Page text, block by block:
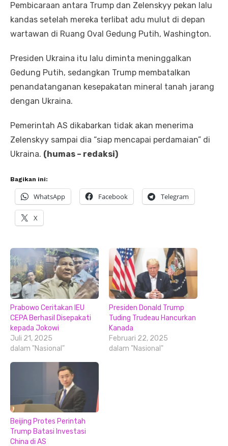
Pembicaraan antara Trump dan Zelenskyy pekan lalu
kandas setelah mereka terlibat adu mulut di depan
wartawan di Ruang Oval Gedung Putih, Washington.
Presiden Ukraina itu lalu diminta meninggalkan
Gedung Putih, sedangkan Trump membatalkan
penandatanganan kesepakatan mineral tanah jarang
dengan Ukraina.
Pemerintah AS dikabarkan tidak akan menerima
Zelenskyy sampai dia “siap mencapai perdamaian” di
Ukraina. (humas – redaksi)
Bagikan ini:
WhatsApp Facebook Telegram
X
Prabowo Ceritakan IEU
CEPA Berhasil Disepakati
kepada Jokowi
Juli 21, 2025
dalam "Nasional"
Presiden Donald Trump
Tuding Trudeau Hancurkan
Kanada
Februari 22, 2025
dalam "Nasional"
Beijing Protes Perintah
Trump Batasi Investasi
China di AS